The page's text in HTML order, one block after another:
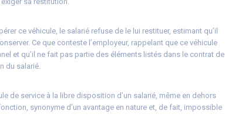
ce véhicule, le salarié refuse de le lui restituer, estimant qu’il
Ce que conteste l’employeur, rappelant que ce véhicule
et qu’il ne fait pas partie des éléments listés dans le contrat de
du salarié.
de service à la libre disposition d’un salarié, même en dehors
synonyme d’un avantage en nature et, de fait, impossible